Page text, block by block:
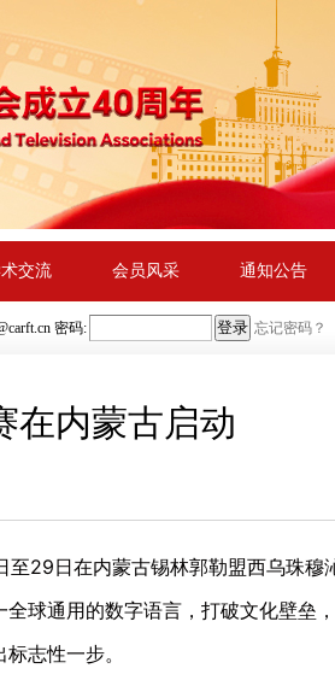
交流 会员风采 通知公告
carft.cn 密码: 忘记密码？
在内蒙古启动
29日在内蒙古锡林郭勒盟西乌珠穆
球通用的数字语言，打破文化壁垒，
志性一步。